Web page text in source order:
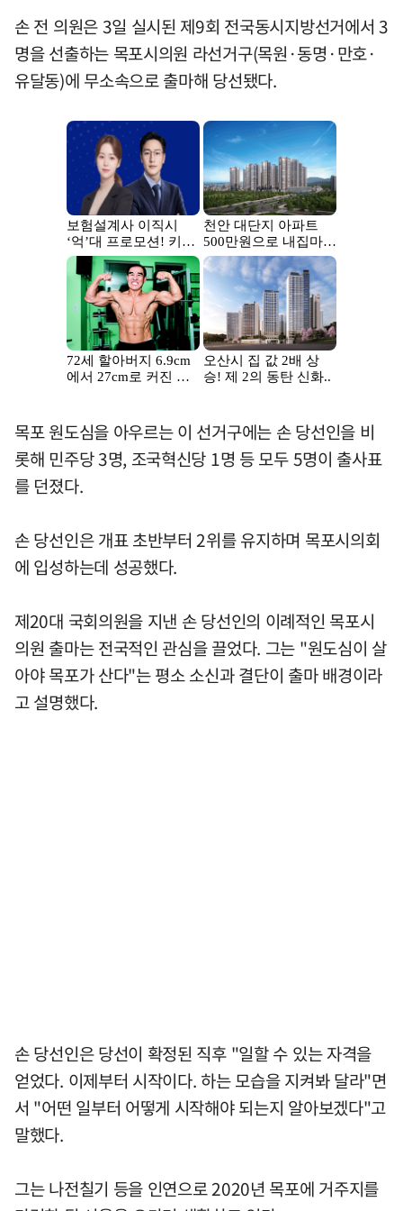
손 전 의원은 3일 실시된 제9회 전국동시지방선거에서 3
명을 선출하는 목포시의원 라선거구(목원·동명·만호·
유달동)에 무소속으로 출마해 당선됐다.
목포 원도심을 아우르는 이 선거구에는 손 당선인을 비
롯해 민주당 3명, 조국혁신당 1명 등 모두 5명이 출사표
를 던졌다.
손 당선인은 개표 초반부터 2위를 유지하며 목포시의회
에 입성하는데 성공했다.
제20대 국회의원을 지낸 손 당선인의 이례적인 목포시
의원 출마는 전국적인 관심을 끌었다. 그는 "원도심이 살
아야 목포가 산다"는 평소 소신과 결단이 출마 배경이라
고 설명했다.
손 당선인은 당선이 확정된 직후 "일할 수 있는 자격을
얻었다. 이제부터 시작이다. 하는 모습을 지켜봐 달라"면
서 "어떤 일부터 어떻게 시작해야 되는지 알아보겠다"고
말했다.
그는 나전칠기 등을 인연으로 2020년 목포에 거주지를